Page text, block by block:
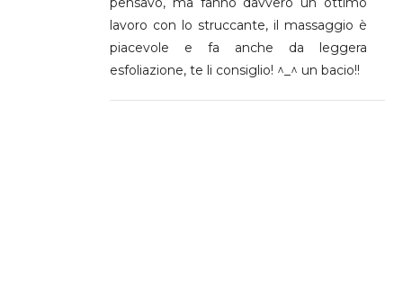
lavoro con lo struccante, il massaggio è
piacevole e fa anche da leggera
esfoliazione, te li consiglio! ^_^ un bacio!!